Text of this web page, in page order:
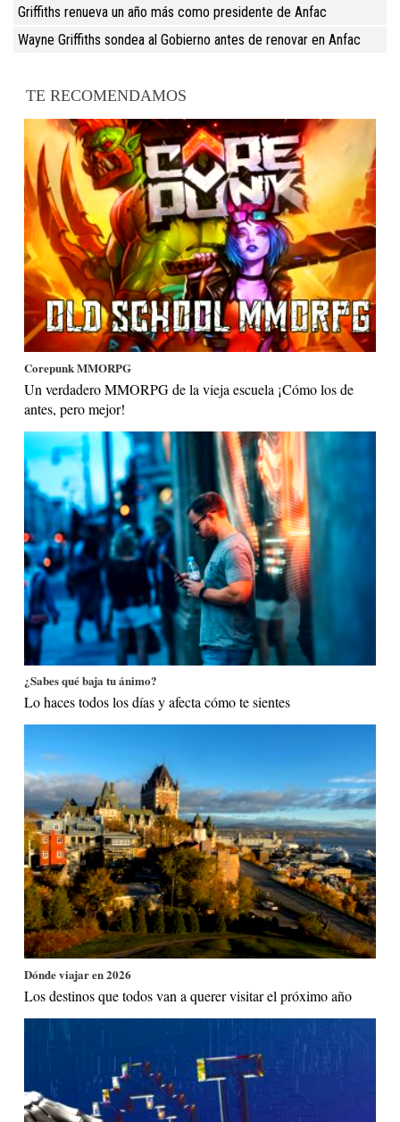
Griffiths renueva un año más como presidente de Anfac
Wayne Griffiths sondea al Gobierno antes de renovar en Anfac
TE RECOMENDAMOS
Corepunk MMORPG
Un verdadero MMORPG de la vieja escuela ¡Cómo los de
antes, pero mejor!
¿Sabes qué baja tu ánimo?
Lo haces todos los días y afecta cómo te sientes
Dónde viajar en 2026
Los destinos que todos van a querer visitar el próximo año